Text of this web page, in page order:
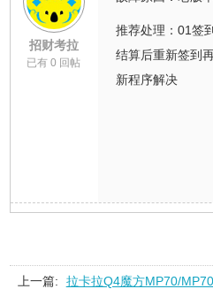
招财考拉
已有 0 回帖
推荐处理：01签
结算后重新签到
新程序解决
上一篇:
拉卡拉Q4魔方MP70/